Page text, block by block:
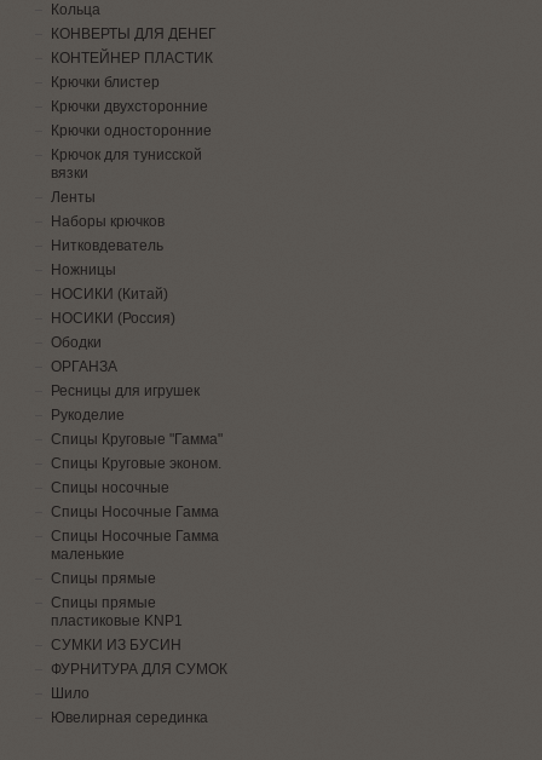
Кольца
КОНВЕРТЫ ДЛЯ ДЕНЕГ
КОНТЕЙНЕР ПЛАСТИК
Крючки блистер
Крючки двухсторонние
Крючки односторонние
Крючок для тунисской
вязки
Ленты
Наборы крючков
Нитковдеватель
Ножницы
НОСИКИ (Китай)
НОСИКИ (Россия)
Ободки
ОРГАНЗА
Ресницы для игрушек
Рукоделие
Спицы Круговые "Гамма"
Спицы Круговые эконом.
Спицы носочные
Спицы Носочные Гамма
Спицы Носочные Гамма
маленькие
Спицы прямые
Спицы прямые
пластиковые KNP1
СУМКИ ИЗ БУСИН
ФУРНИТУРА ДЛЯ СУМОК
Шило
Ювелирная серединка